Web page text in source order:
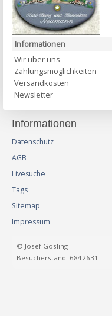
Informationen
Wir über uns
Zahlungsmöglichkeiten
Versandkosten
Newsletter
Informationen
Datenschutz
AGB
Livesuche
Tags
Sitemap
Impressum
© Josef Gosling
Besucherstand: 6842631